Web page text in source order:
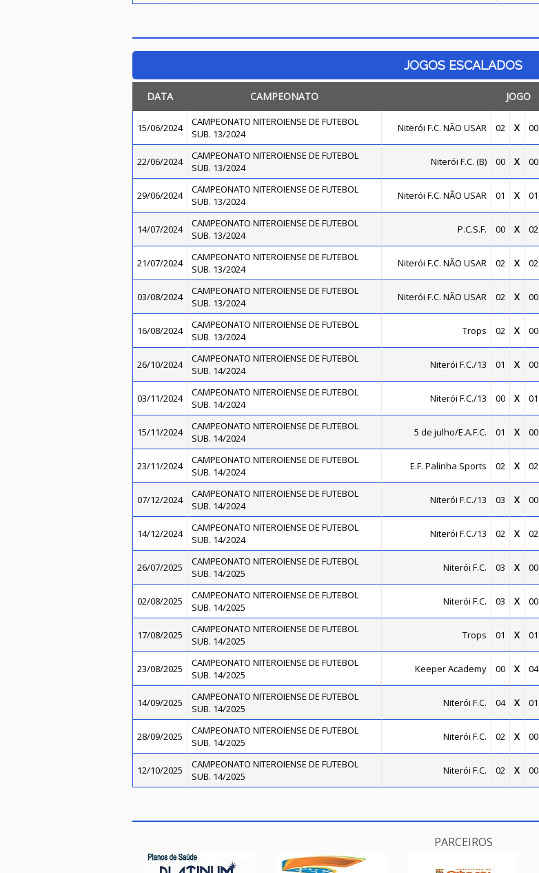
JOGOS ESCALADOS
DATA CAMPEONATO JOGO
15/06/2024
CAMPEONATO NITEROIENSE DE FUTEBOL
SUB. 13/2024
Niterói F.C. NÃO USAR 02 X 00
22/06/2024
CAMPEONATO NITEROIENSE DE FUTEBOL
SUB. 13/2024
Niterói F.C. (B) 00 X 00
29/06/2024
CAMPEONATO NITEROIENSE DE FUTEBOL
SUB. 13/2024
Niterói F.C. NÃO USAR 01 X 01
14/07/2024
CAMPEONATO NITEROIENSE DE FUTEBOL
SUB. 13/2024
P.C.S.F. 00 X 02
21/07/2024
CAMPEONATO NITEROIENSE DE FUTEBOL
SUB. 13/2024
Niterói F.C. NÃO USAR 02 X 02
03/08/2024
CAMPEONATO NITEROIENSE DE FUTEBOL
SUB. 13/2024
Niterói F.C. NÃO USAR 02 X 00
16/08/2024
CAMPEONATO NITEROIENSE DE FUTEBOL
SUB. 13/2024
Trops 02 X 00
26/10/2024
CAMPEONATO NITEROIENSE DE FUTEBOL
SUB. 14/2024
Niterói F.C./13 01 X 00
03/11/2024
CAMPEONATO NITEROIENSE DE FUTEBOL
SUB. 14/2024
Niterói F.C./13 00 X 01
15/11/2024
CAMPEONATO NITEROIENSE DE FUTEBOL
SUB. 14/2024
5 de julho/E.A.F.C. 01 X 00
23/11/2024
CAMPEONATO NITEROIENSE DE FUTEBOL
SUB. 14/2024
E.F. Palinha Sports 02 X 02
07/12/2024
CAMPEONATO NITEROIENSE DE FUTEBOL
SUB. 14/2024
Niterói F.C./13 03 X 00
14/12/2024
CAMPEONATO NITEROIENSE DE FUTEBOL
SUB. 14/2024
Niterói F.C./13 02 X 02
26/07/2025
CAMPEONATO NITEROIENSE DE FUTEBOL
SUB. 14/2025
Niterói F.C. 03 X 00
02/08/2025
CAMPEONATO NITEROIENSE DE FUTEBOL
SUB. 14/2025
Niterói F.C. 03 X 00
17/08/2025
CAMPEONATO NITEROIENSE DE FUTEBOL
SUB. 14/2025
Trops 01 X 01
23/08/2025
CAMPEONATO NITEROIENSE DE FUTEBOL
SUB. 14/2025
Keeper Academy 00 X 04
14/09/2025
CAMPEONATO NITEROIENSE DE FUTEBOL
SUB. 14/2025
Niterói F.C. 04 X 01
28/09/2025
CAMPEONATO NITEROIENSE DE FUTEBOL
SUB. 14/2025
Niterói F.C. 02 X 00
12/10/2025
CAMPEONATO NITEROIENSE DE FUTEBOL
SUB. 14/2025
Niterói F.C. 02 X 00
PARCEIROS